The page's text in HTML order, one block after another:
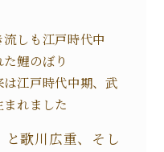
しも江戸時代中
鯉のぼり
江戸時代中期、武
れました
歌川広重、そし